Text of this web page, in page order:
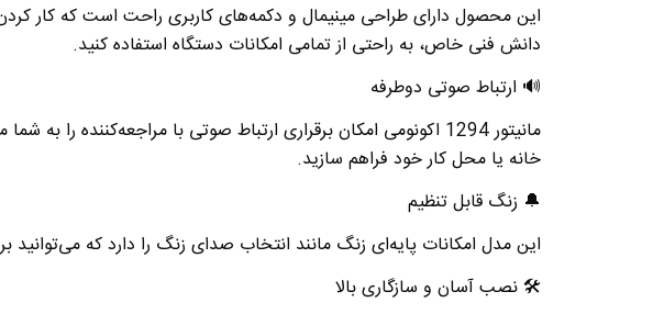
این محصول دارای طراحی مینیمال و دکمه‌های کاربری راحت است که کار
دانش فنی خاص، به راحتی از تمامی امکانات دستگاه استفاده کنید.
🔊 ارتباط صوتی دوطرفه
مانیتور 1294 اکونومی امکان برقراری ارتباط صوتی با
خانه یا محل کار خود فراهم سازید.
🔔 زنگ قابل تنظیم
این مدل امکانات پایه‌ای زنگ مانند انتخاب صدای زنگ را دارد که
🛠نصب آسان و سازگاری بالا